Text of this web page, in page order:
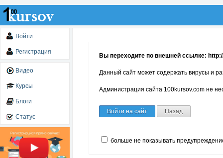
Войти
Регистрация
Видео
Курсы
Блоги
Статус
Вы переходите по внешней ссылке:
Данный сайт может содержать вирусы и
Администрация сайта 100kursov.com не
Войти на сайт Назад
больше не показывать